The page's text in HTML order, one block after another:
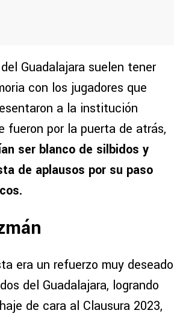
Guadalajara suelen tener
con los jugadores que
a la institución
fueron por la puerta de atrás,
ser blanco de silbidos y
de aplausos por su paso
era un refuerzo muy deseado
del Guadalajara, logrando
de cara al Clausura 2023,